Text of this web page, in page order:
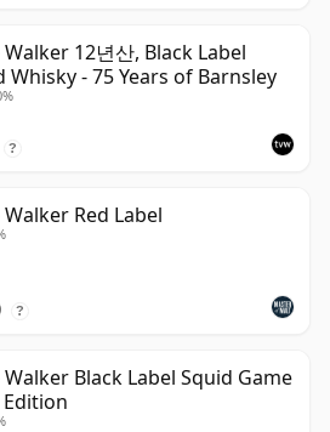
Walker 12년산, Black Label
Whisky - 75 Years of Barnsley
?
Red Label
?
Walker Black Label Squid Game